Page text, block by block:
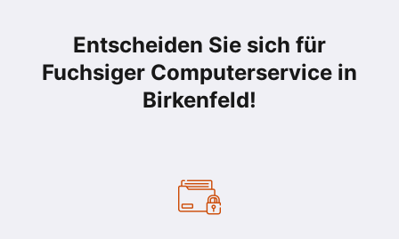
Entscheiden Sie sich für
Fuchsiger Computerservice in
Birkenfeld!